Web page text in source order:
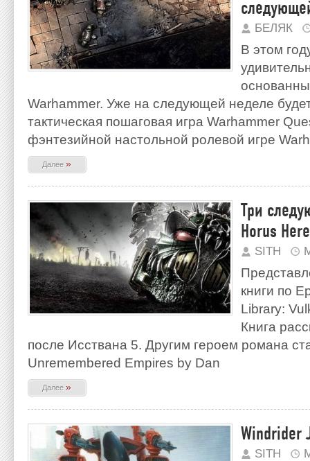
БЕЛЯК
В этом
Warhammer. Уже на следующей неделе
тактическая пошаговая игра Warhammer
фэнтезийной настольной ролевой игре
Далее»
Три
Horus
SITH
книги по
Library:
Книга
после Исствана 5. Другим героем романа
Unremembered Empires by Dan
Далее»
Windrider
SITH